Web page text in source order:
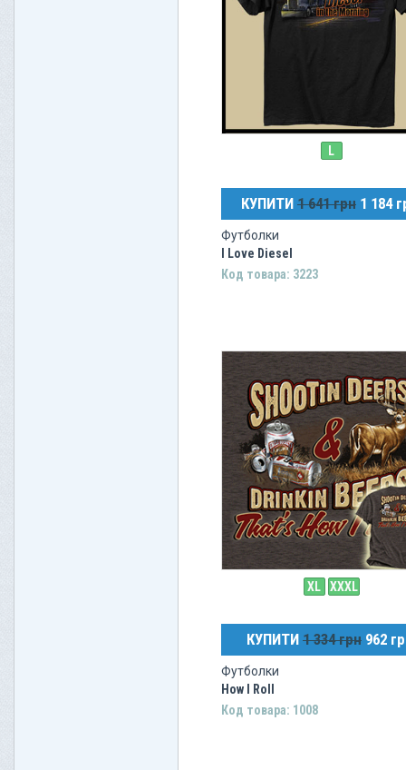
L
КУПИТИ 1 641 грн 1 184
Футболки
I Love Diesel
Код товара: 3223
XL XXXL
КУПИТИ 1 334 грн 962
Футболки
How I Roll
Код товара: 1008